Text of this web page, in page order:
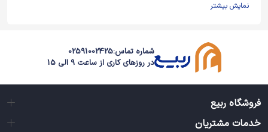
نمایش بیشتر
شماره تماس:02591002425
در روزهای کاری از ساعت 9 الی 15
فروشگاه ربیع
خدمات مشتریان